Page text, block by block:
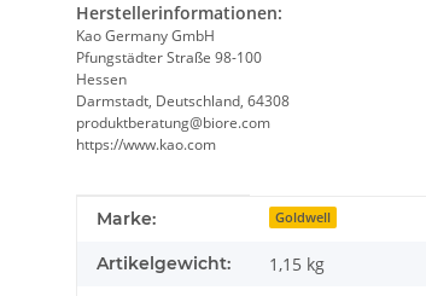
Herstellerinformationen:
Kao Germany GmbH
Pfungstädter Straße 98-100
Hessen
Darmstadt, Deutschland, 64308
produktberatung@biore.com
https://www.kao.com
Produkteigenschaft
Wert
Marke: Goldwell
Artikelgewicht: 1,15 kg